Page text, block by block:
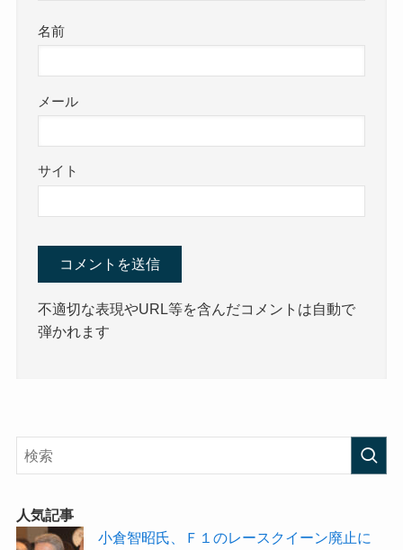
名前
メール
サイト
不適切な表現やURL等を含んだコメントは自動で
弾かれます
人気記事
小倉智昭氏、Ｆ１のレースクイーン廃止に